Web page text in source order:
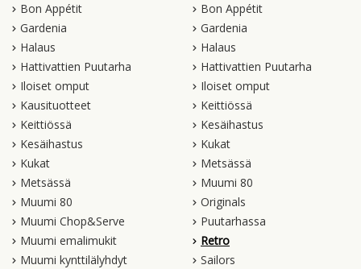
Bon Appétit
Gardenia
Halaus
Hattivattien Puutarha
Iloiset omput
Kausituotteet
Keittiössä
Kesäihastus
Kukat
Metsässä
Muumi 80
Muumi Chop&Serve
Muumi emalimukit
Muumi kynttilälyhdyt
Bon Appétit
Gardenia
Halaus
Hattivattien Puutarha
Iloiset omput
Keittiössä
Kesäihastus
Kukat
Metsässä
Muumi 80
Originals
Puutarhassa
Retro
Sailors